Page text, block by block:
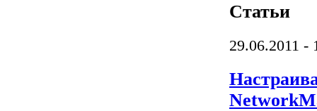
Статьи
29.06.2011 -